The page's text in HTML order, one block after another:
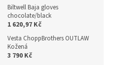
Biltwell Baja gloves
chocolate/black
1 620,97 Kč
Vesta ChoppBrothers OUTLAW
Kožená
3 790 Kč